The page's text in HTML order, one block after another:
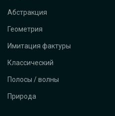
Абстракция
Геометрия
Имитация фактуры
Классический
Полосы / волны
Природа